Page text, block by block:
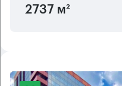
2737 м²